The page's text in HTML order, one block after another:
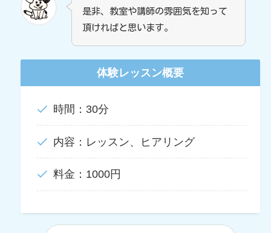
是非、教室や講師の雰囲気を知って
頂ければと思います。
体験レッスン概要
時間：30分
内容：レッスン、ヒアリング
料金：1000円